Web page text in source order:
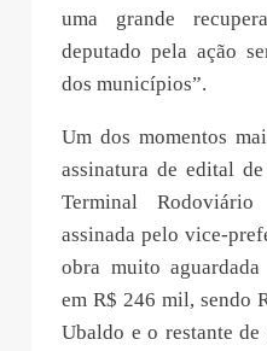
uma grande
deputado pela ação
dos municípios”.
Um dos momentos
assinatura de edital
Terminal
assinada pelo vice-
obra muito
em R$ 246 mil, sendo
Ubaldo e o restante